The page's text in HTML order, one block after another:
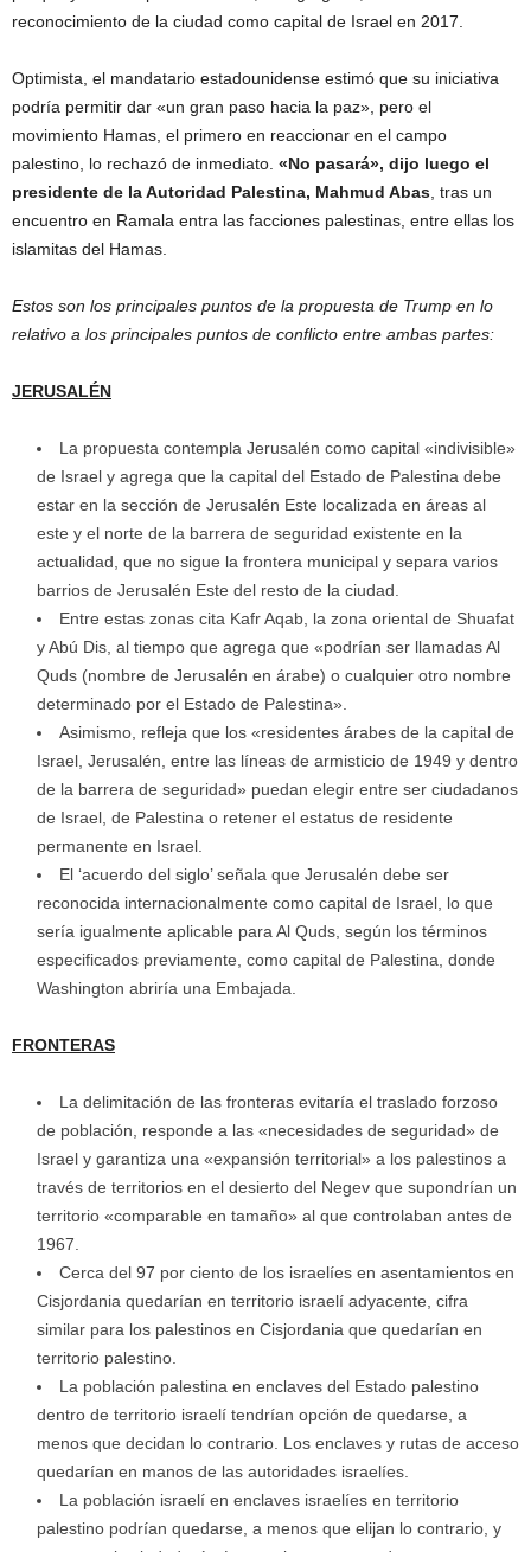
reconocimiento de la ciudad como capital de Israel en 2017.
Optimista, el mandatario estadounidense estimó que su iniciativa
podría permitir dar «un gran paso hacia la paz», pero el
movimiento Hamas, el primero en reaccionar en el campo
palestino, lo rechazó de inmediato. «No pasará», dijo luego el
presidente de la Autoridad Palestina, Mahmud Abas , tras un
encuentro en Ramala entra las facciones palestinas, entre ellas los
islamitas del Hamas.
Estos son los principales puntos de la propuesta de Trump en lo
relativo a los principales puntos de conflicto entre ambas partes:
JERUSALÉN
La propuesta contempla Jerusalén como capital «indivisible»
de Israel y agrega que la capital del Estado de Palestina debe
estar en la sección de Jerusalén Este localizada en áreas al
este y el norte de la barrera de seguridad existente en la
actualidad, que no sigue la frontera municipal y separa varios
barrios de Jerusalén Este del resto de la ciudad.
Entre estas zonas cita Kafr Aqab, la zona oriental de Shuafat
y Abú Dis, al tiempo que agrega que «podrían ser llamadas Al
Quds (nombre de Jerusalén en árabe) o cualquier otro nombre
determinado por el Estado de Palestina».
Asimismo, refleja que los «residentes árabes de la capital de
Israel, Jerusalén, entre las líneas de armisticio de 1949 y dentro
de la barrera de seguridad» puedan elegir entre ser ciudadanos
de Israel, de Palestina o retener el estatus de residente
permanente en Israel.
El ‘acuerdo del siglo’ señala que Jerusalén debe ser
reconocida internacionalmente como capital de Israel, lo que
sería igualmente aplicable para Al Quds, según los términos
especificados previamente, como capital de Palestina, donde
Washington abriría una Embajada.
FRONTERAS
La delimitación de las fronteras evitaría el traslado forzoso
de población, responde a las «necesidades de seguridad» de
Israel y garantiza una «expansión territorial» a los palestinos a
través de territorios en el desierto del Negev que supondrían un
territorio «comparable en tamaño» al que controlaban antes de
1967.
Cerca del 97 por ciento de los israelíes en asentamientos en
Cisjordania quedarían en territorio israelí adyacente, cifra
similar para los palestinos en Cisjordania que quedarían en
territorio palestino.
La población palestina en enclaves del Estado palestino
dentro de territorio israelí tendrían opción de quedarse, a
menos que decidan lo contrario. Los enclaves y rutas de acceso
quedarían en manos de las autoridades israelíes.
La población israelí en enclaves israelíes en territorio
palestino podrían quedarse, a menos que elijan lo contrario, y